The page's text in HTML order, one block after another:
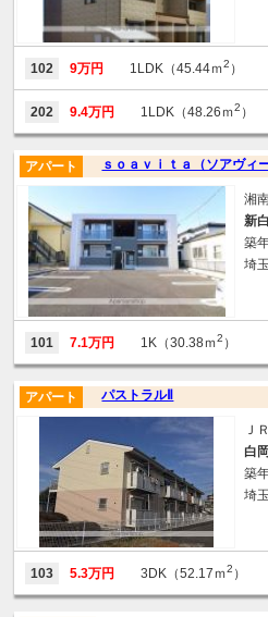
102 9万円 1LDK（45.44ｍ2 ）
202 9.4万円 1LDK（48.26ｍ2 ）
ｓｏａｖｉｔａ（ソアヴィ
アパート
湘
新
築
埼
101 7.1万円 1K（30.38ｍ2 ）
パストラルⅡ
アパート
Ｊ
白
築
埼
103 5.3万円 3DK（52.17ｍ2 ）